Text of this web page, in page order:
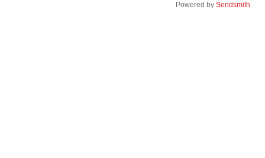
Powered by Sendsmith